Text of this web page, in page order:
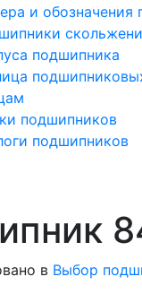
и обозначения
подшипника
подшипников
подшипников
в Выбор